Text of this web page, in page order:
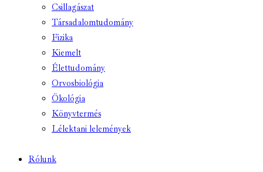
Csillagászat
Társadalomtudomány
Fizika
Kiemelt
Élettudomány
Orvosbiológia
Ökológia
Könyvtermés
Lélektani lelemények
Rólunk